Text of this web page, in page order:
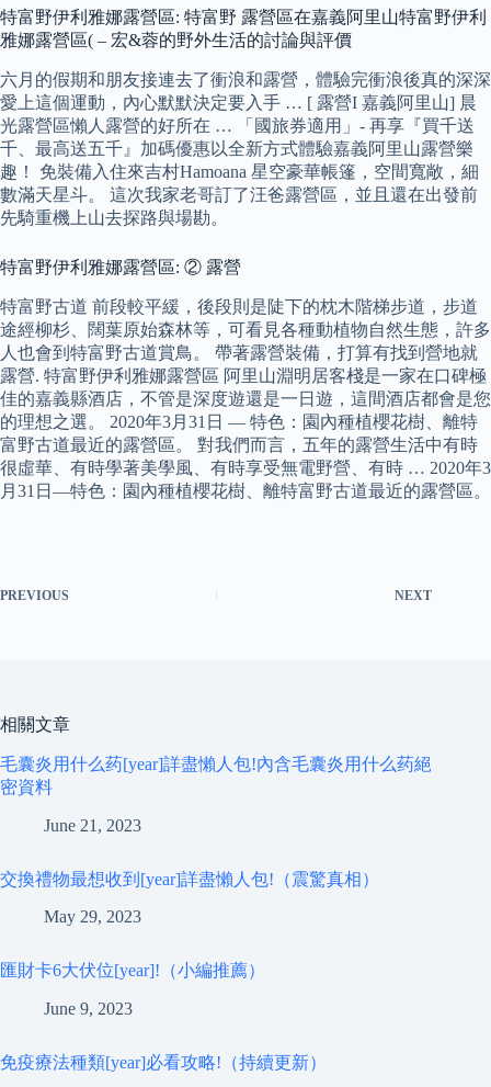
特富野伊利雅娜露營區: 特富野 露營區在嘉義阿里山特富野伊利
雅娜露營區( – 宏&蓉的野外生活的討論與評價
六月的假期和朋友接連去了衝浪和露營，體驗完衝浪後真的深深
愛上這個運動，內心默默決定要入手 … [ 露營I 嘉義阿里山] 晨
光露營區懶人露營的好所在 … 「國旅券適用」- 再享『買千送
千、最高送五千』加碼優惠以全新方式體驗嘉義阿里山露營樂
趣！ 免裝備入住來吉村Hamoana 星空豪華帳篷，空間寬敞，細
數滿天星斗。 這次我家老哥訂了汪爸露營區，並且還在出發前
先騎重機上山去探路與場勘。
特富野伊利雅娜露營區: ② 露營
特富野古道 前段較平緩，後段則是陡下的枕木階梯步道，步道
途經柳杉、闊葉原始森林等，可看見各種動植物自然生態，許多
人也會到特富野古道賞鳥。 帶著露營裝備，打算有找到營地就
露營. 特富野伊利雅娜露營區 阿里山淵明居客棧是一家在口碑極
佳的嘉義縣酒店，不管是深度遊還是一日遊，這間酒店都會是您
的理想之選。 2020年3月31日 — 特色：園內種植櫻花樹、離特
富野古道最近的露營區。 對我們而言，五年的露營生活中有時
很虛華、有時學著美學風、有時享受無電野營、有時 … 2020年3
月31日—特色：園內種植櫻花樹、離特富野古道最近的露營區。
PREVIOUS NEXT
相關文章
毛囊炎用什么药[year]詳盡懶人包!內含毛囊炎用什么药絕
密資料
June 21, 2023
交換禮物最想收到[year]詳盡懶人包!（震驚真相）
May 29, 2023
匯財卡6大伏位[year]!（小編推薦）
June 9, 2023
免疫療法種類[year]必看攻略!（持續更新）